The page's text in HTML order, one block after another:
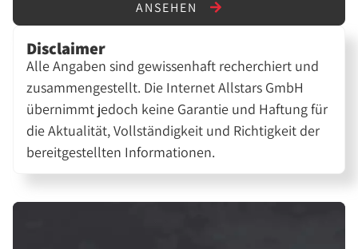
ANSEHEN
Disclaimer
Alle Angaben sind gewissenhaft recherchiert und
zusammengestellt. Die Internet Allstars GmbH
übernimmt jedoch keine Garantie und Haftung für
die Aktualität, Vollständigkeit und Richtigkeit der
bereitgestellten Informationen.